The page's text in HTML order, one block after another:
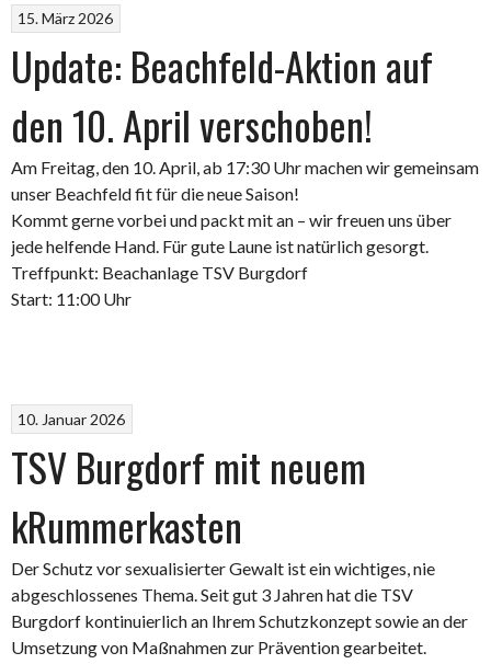
Einladung
Jahreshauptversammlung
2026“
15. März 2026
Update: Beachfeld-Aktion auf
den 10. April verschoben!
Am Freitag, den 10. April, ab 17:30 Uhr machen wir gemeinsam
unser Beachfeld fit für die neue Saison!
Kommt gerne vorbei und packt mit an – wir freuen uns über
jede helfende Hand. Für gute Laune ist natürlich gesorgt.
Treffpunkt: Beachanlage TSV Burgdorf
Start: 11:00 Uhr
10. Januar 2026
TSV Burgdorf mit neuem
kRummerkasten
Der Schutz vor sexualisierter Gewalt ist ein wichtiges, nie
abgeschlossenes Thema. Seit gut 3 Jahren hat die TSV
Burgdorf kontinuierlich an Ihrem Schutzkonzept sowie an der
Umsetzung von Maßnahmen zur Prävention gearbeitet.